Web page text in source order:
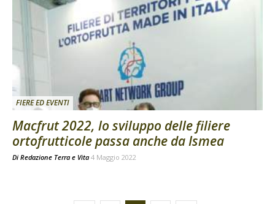
FIERE ED EVENTI
Macfrut 2022, lo sviluppo delle filiere
ortofrutticole passa anche da Ismea
Di Redazione Terra e Vita 4 Maggio 2022